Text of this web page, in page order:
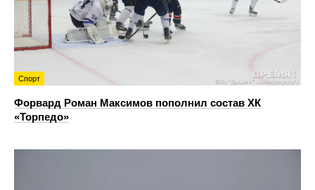
Спорт
Форвард Роман Максимов пополнил состав ХК
«Торпедо»